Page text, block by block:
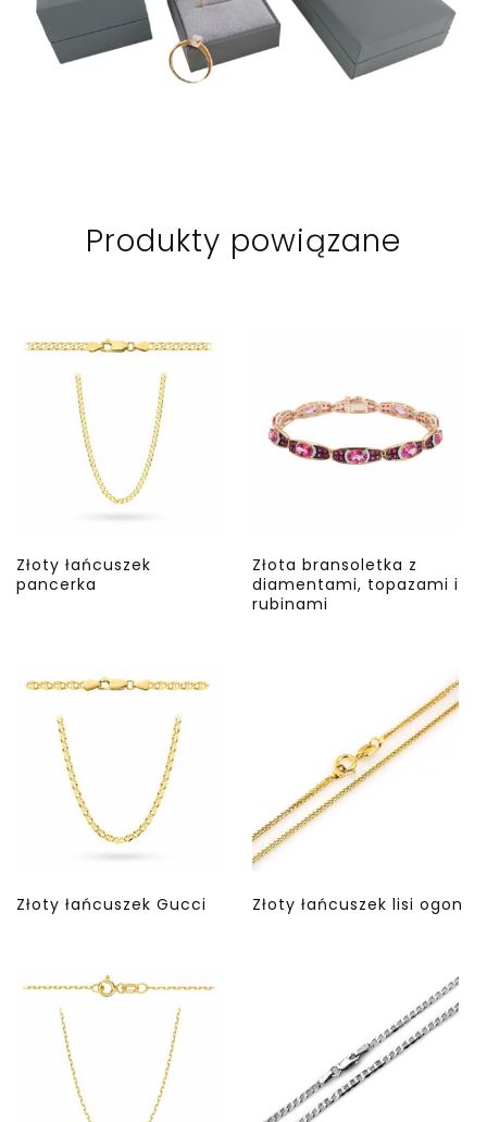
Produkty powiązane
Złoty łańcuszek
pancerka
Złota bransoletka z
diamentami, topazami i
rubinami
Złoty łańcuszek Gucci Złoty łańcuszek lisi ogon